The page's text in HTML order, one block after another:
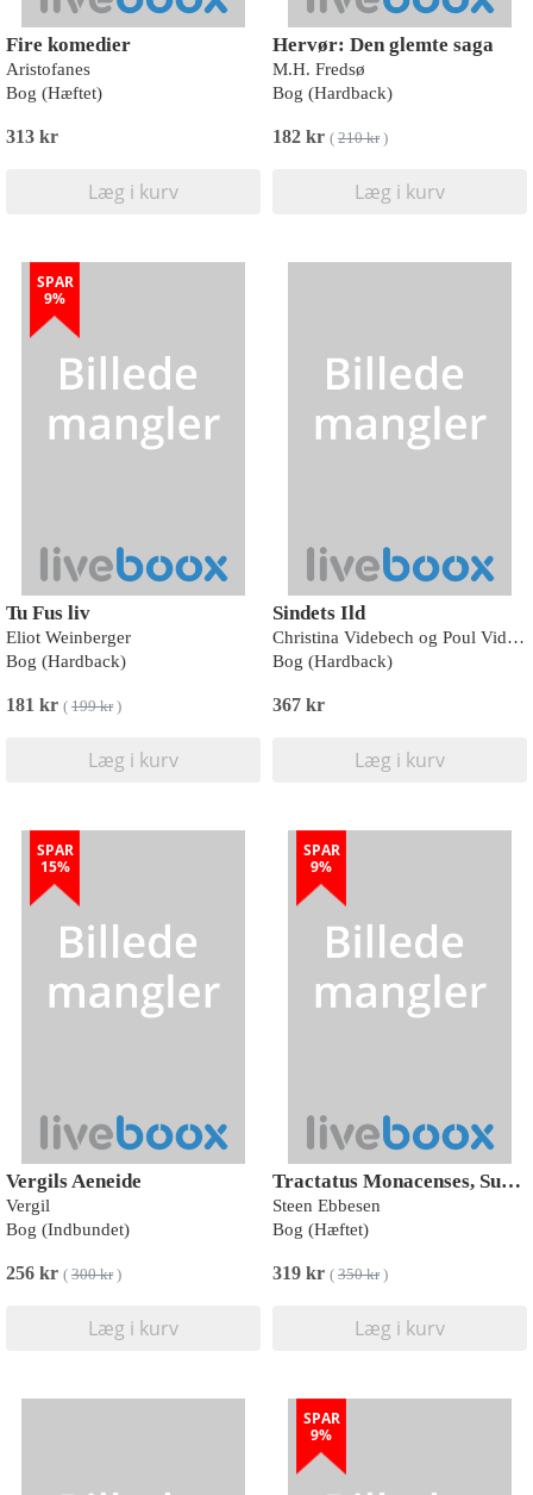
Fire komedier
Aristofanes
Bog (Hæftet)
313 kr
Læg i kurv
Hervør: Den glemte saga
M.H. Fredsø
Bog (Hardback)
182 kr ( 210 kr)
Læg i kurv
SPAR
9%
Tu Fus liv
Eliot Weinberger
Bog (Hardback)
181 kr ( 199 kr)
Læg i kurv
Sindets Ild
Christina Videbech og Poul Videbech
Bog (Hardback)
367 kr
Læg i kurv
SPAR
15%
Vergils Aeneide
Vergil
Bog (Indbundet)
256 kr ( 300 kr)
Læg i kurv
SPAR
9%
Tractatus Monacenses, Summa Ignoti and Summulae Antiquorum
Steen Ebbesen
Bog (Hæftet)
319 kr ( 350 kr)
Læg i kurv
SPAR
9%